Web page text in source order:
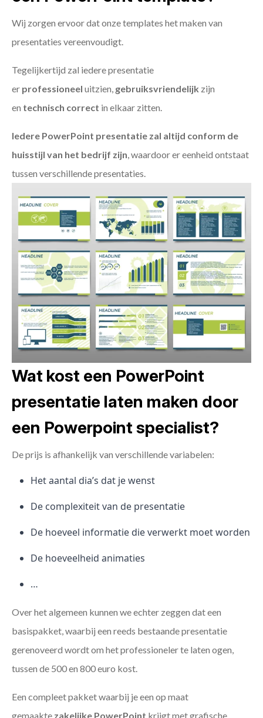
Wij zorgen ervoor dat onze templates het maken van
presentaties vereenvoudigt.
Tegelijkertijd zal iedere presentatie
er professioneel uitzien, gebruiksvriendelijk zijn
en technisch correct in elkaar zitten.
Iedere PowerPoint presentatie zal altijd conform de
huisstijl van het bedrijf zijn, waardoor er eenheid ontstaat
tussen verschillende presentaties.
Wat kost een PowerPoint
presentatie laten maken door
een Powerpoint specialist?
De prijs is afhankelijk van verschillende variabelen:
Het aantal dia’s dat je wenst
De complexiteit van de presentatie
De hoeveel informatie die verwerkt moet worden
De hoeveelheid animaties
…
Over het algemeen kunnen we echter zeggen dat een
basispakket, waarbij een reeds bestaande presentatie
gerenoveerd wordt om het professioneler te laten ogen,
tussen de 500 en 800 euro kost.
Een compleet pakket waarbij je een op maat
gemaakte zakelijke PowerPoint krijgt met grafische